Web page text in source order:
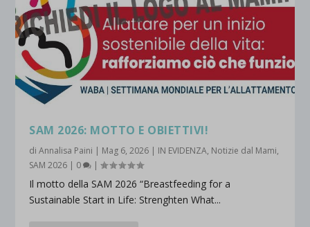
SAM 2026: MOTTO E OBIETTIVI!
diAnnalisa Paini | Mag 6, 2026 | IN EVIDENZA, Notizie dal Mami,
SAM 2026 | 0 |
Il motto della SAM 2026 “Breastfeeding for a
Sustainable Start in Life: Strenghten What...